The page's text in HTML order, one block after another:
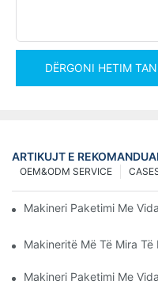
DËRGONI HETIM
ARTIKUJT E
OEM&ODM SERVICE
Makineri Paketimi Me
Makineritë Më Të Mira
Makineri Paketimi Me